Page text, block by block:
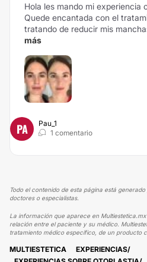
Hola les mando mi experiencia
Quede encantada con el
tratando de reducir mis
más
PA
Pau_1
1 comentario
Todo el contenido de esta página está
doctores o especialistas.
La información que aparece en
relación entre el paciente y su médico.
tratamiento médico específico, de un producto
MULTIESTETICA
EXPERIENCIAS